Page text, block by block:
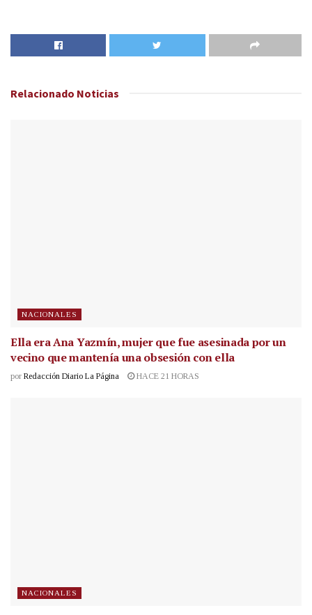
Relacionado Noticias
NACIONALES
Ella era Ana Yazmín, mujer que fue asesinada por un
vecino que mantenía una obsesión con ella
por Redacción Diario La Página HACE 21 HORAS
NACIONALES